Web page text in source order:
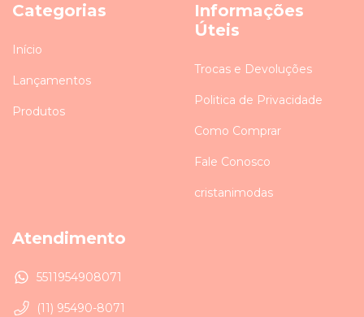
Categorias
Início
Lançamentos
Produtos
Informações
Úteis
Trocas e Devoluções
Politica de Privacidade
Como Comprar
Fale Conosco
cristanimodas
Atendimento
5511954908071
(11) 95490-8071